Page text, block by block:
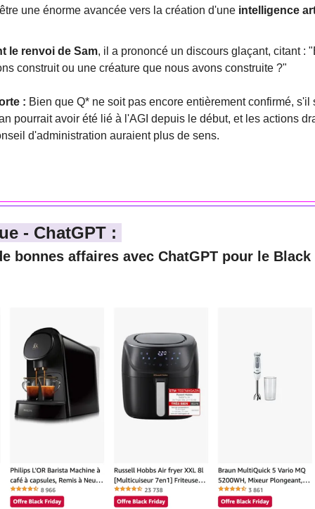
une énorme avancée vers la création d'une intelligence
le renvoi de Sam, il a prononcé un discours glaçant, citant :
construit ou une créature que nous avons construite ?"
: Bien que Q* ne soit pas encore entièrement confirmé, s'il
pourrait avoir été lié à l'AGI depuis le début, et les actions
d'administration auraient plus de sens.
- ChatGPT :
bonnes affaires avec ChatGPT pour le